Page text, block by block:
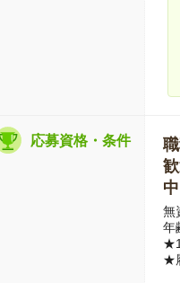
応募資格・条件
無
年
★